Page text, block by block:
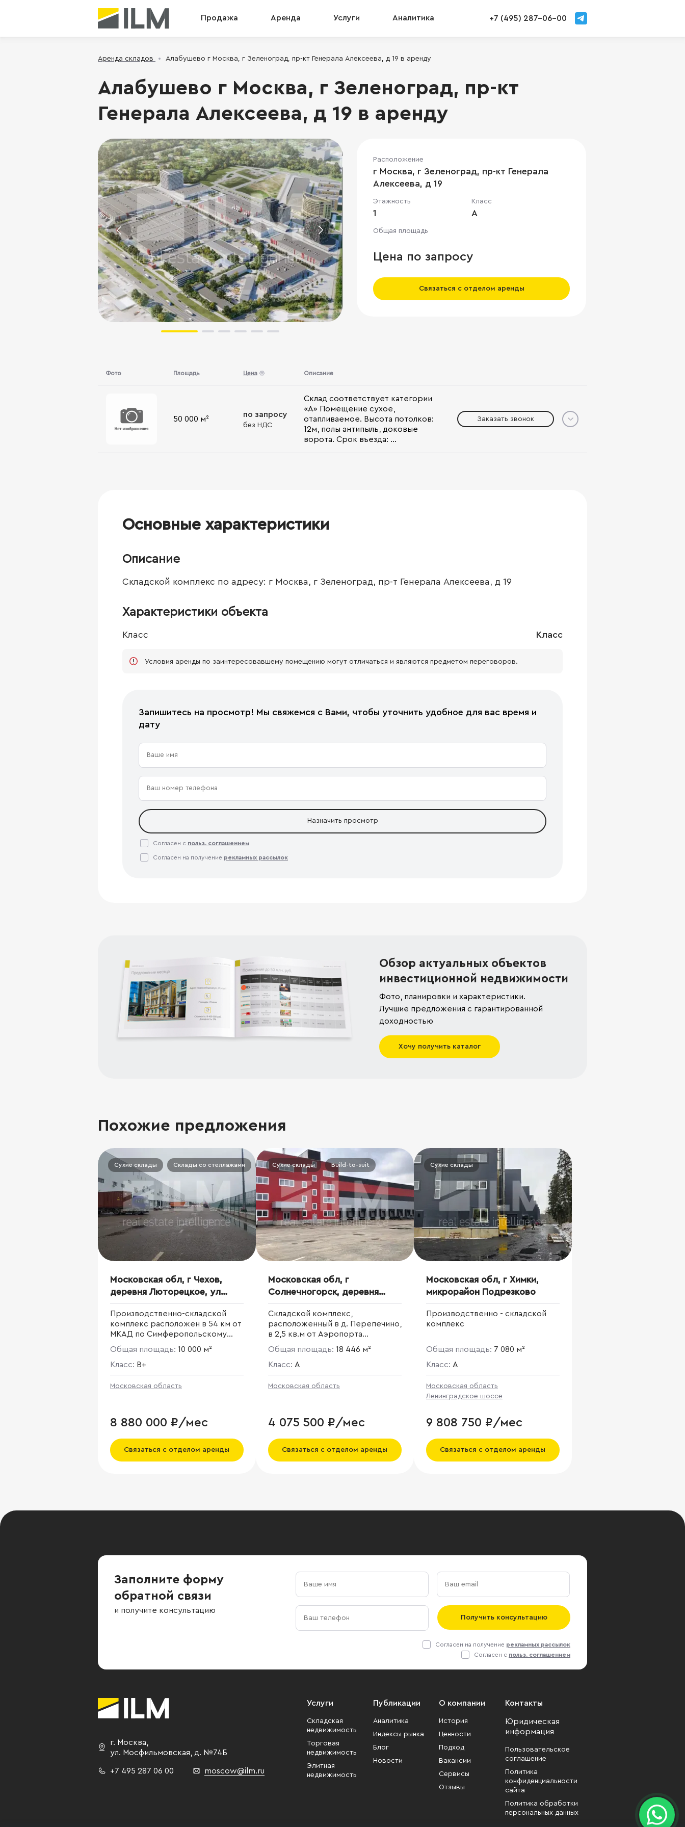
Продажа Аренда Услуги Аналитика +7 (495) 287-06-00
Аренда складов Алабушево г Москва, г Зеленоград, пр-кт Генерала Алексеева, д 19 в аренду
Алабушево г Москва, г Зеленоград, пр-кт
Генерала Алексеева, д 19 в аренду
Расположение
г Москва, г Зеленоград, пр-кт Генерала
Алексеева, д 19
Этажность
1
Класс
A
Общая площадь
Цена по запросу
Связаться с отделом аренды
Фото Площадь Цена Описание
50 000 м²
по запросу
без НДС
Склад соответствует категории
«А» Помещение сухое,
отапливаемое. Высота потолков:
12м, полы антипыль, доковые
ворота. Срок въезда: ...
Заказать звонок
Основные характеристики
Описание
Складской комплекс по адресу: г Москва, г Зеленоград, пр-т Генерала Алексеева, д 19
Характеристики объекта
Класс Класс
Условия аренды по заинтересовавшему помещению могут отличаться и являются предметом переговоров.
Запишитесь на просмотр! Мы свяжемся с Вами, чтобы уточнить удобное для вас время и
дату
Назначить просмотр
Согласен с польз. соглашением
Согласен на получение рекламных рассылок
Обзор актуальных объектов
инвестиционной недвижимости
Фото, планировки и характеристики.
Лучшие предложения с гарантированной
доходностью
Хочу получить каталог
Похожие предложения
Сухие склады Склады со стеллажами Производство Железнодорожная ветка
Московская обл, г Чехов,
деревня Люторецкое, ул
Производственная, д 3
Производственно-складской
комплекс расположен в 54 км от
МКАД по Симферопольскому
шоссе, в Чеховском районе
Московской области, в промзоне
Баранцевское. Общая площадь
80 000 кв. м.
Общая площадь: 10 000 м²
Класс: B+
Московская область
8 880 000 ₽/мес
Связаться с отделом аренды
Сухие склады Build-to-suit
Московская обл, г
Солнечногорск, деревня
Перепечино, ул
Придорожная, д 12
Складской комплекс,
расположенный в д. Перепечино,
в 2,5 кв.м от Аэропорта
Шереметьево
Общая площадь: 18 446 м²
Класс: A
Московская область
4 075 500 ₽/мес
Связаться с отделом аренды
Сухие склады
Московская обл, г Химки,
микрорайон Подрезково
Производственно - складской
комплекс
Общая площадь: 7 080 м²
Класс: A
Московская область
Ленинградское шоссе
9 808 750 ₽/мес
Связаться с отделом аренды
Заполните форму
обратной связи
и получите консультацию
Получить консультацию
Согласен на получение рекламных рассылок
Согласен с польз. соглашением
г. Москва,
ул. Мосфильмовская, д. №74Б
+7 495 287 06 00 moscow@ilm.ru
Услуги
Складская
недвижимость
Торговая
недвижимость
Элитная
недвижимость
Публикации
Аналитика
Индексы рынка
Блог
Новости
О компании
История
Ценности
Подход
Вакансии
Сервисы
Отзывы
Контакты
Юридическая
информация
Пользовательское
соглашение
Политика
конфиденциальности
сайта
Политика обработки
персональных данных